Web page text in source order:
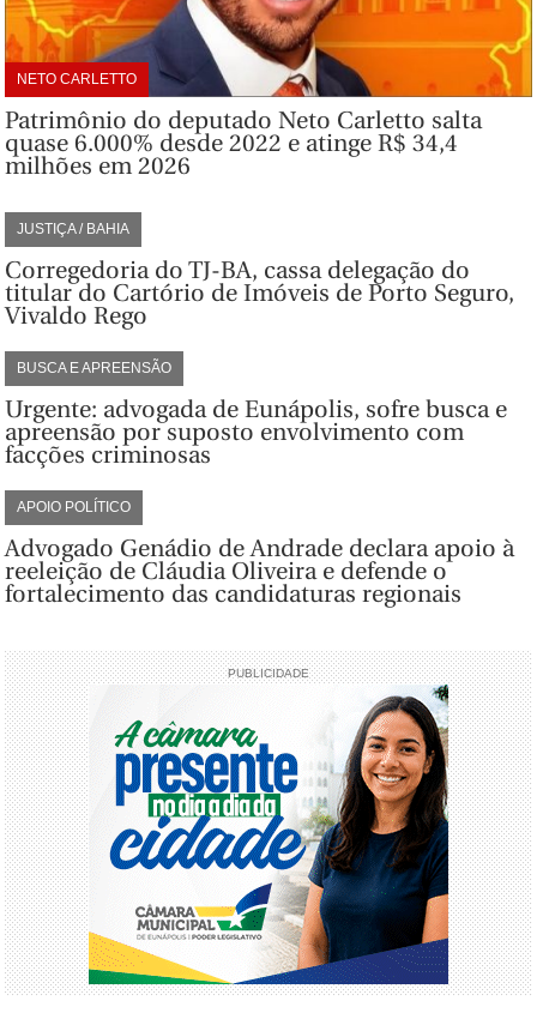
NETO CARLETTO
Patrimônio do deputado Neto Carletto salta
quase 6.000% desde 2022 e atinge R$ 34,4
milhões em 2026
JUSTIÇA / BAHIA
Corregedoria do TJ-BA, cassa delegação do
titular do Cartório de Imóveis de Porto Seguro,
Vivaldo Rego
BUSCA E APREENSÃO
Urgente: advogada de Eunápolis, sofre busca e
apreensão por suposto envolvimento com
facções criminosas
APOIO POLÍTICO
Advogado Genádio de Andrade declara apoio à
reeleição de Cláudia Oliveira e defende o
fortalecimento das candidaturas regionais
PUBLICIDADE